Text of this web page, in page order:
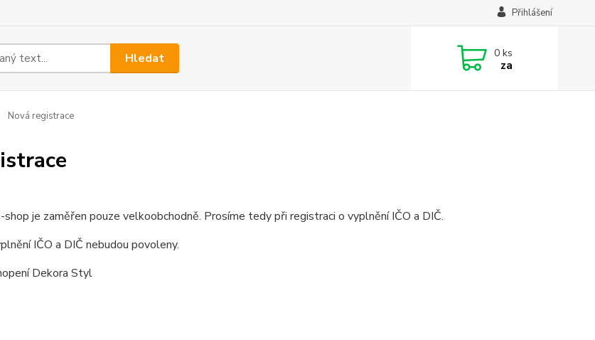
Přihlášení
Hledat 0 ks
za
Nová registrace
shop je zaměřen pouze velkoobchodně. Prosíme tedy při registraci o vyplnění IČO a DIČ.
IČO a DIČ nebudou povoleny.
Dekora Styl